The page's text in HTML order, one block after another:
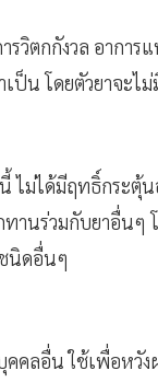
รวิตกกังวล อากา
ป็น โดยตัวยาจะไ
ไม่ได้มีฤทธิ์กระตุ้
านร่วมกับยาอื่นๆ
นิดอื่นๆ
คคลอื่น ใช้เพื่อหวั